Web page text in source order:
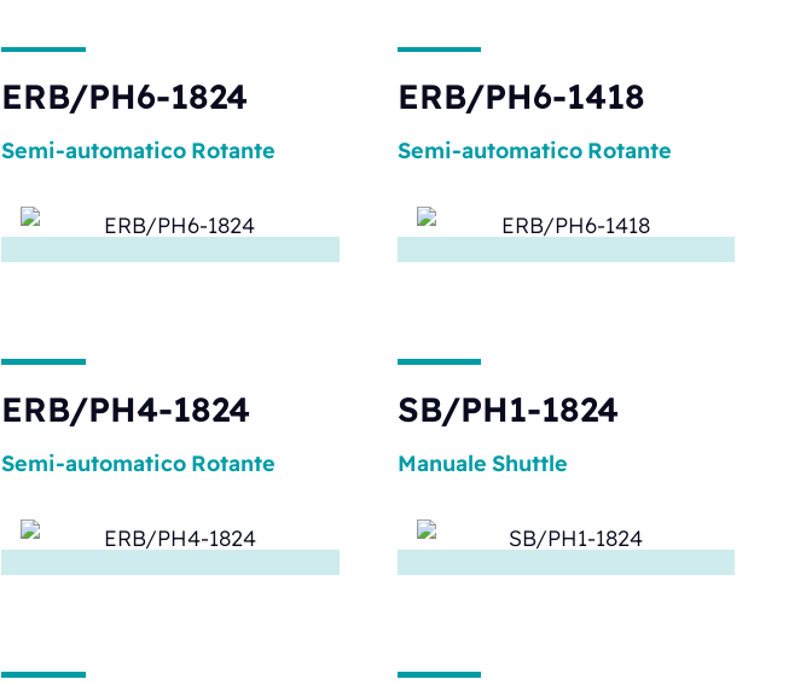
ERB/PH6-1824
Semi-automatico Rotante
ERB/PH6-1418
Semi-automatico Rotante
ERB/PH4-1824
Semi-automatico Rotante
SB/PH1-1824
Manuale Shuttle